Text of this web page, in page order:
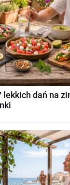
lekkich dań na